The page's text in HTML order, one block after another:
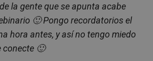
la gente que se apunta acabe
🙂 Pongo recordatorios el
hora antes, y así no tengo miedo
conecte 🙂